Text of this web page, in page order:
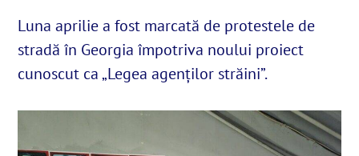
Despre noi
English
Luna aprilie a fost marcată de protestele de
stradă în Georgia împotriva noului proiect
cunoscut ca „Legea agenților străini”.